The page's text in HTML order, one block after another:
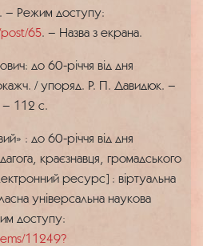
– Режим доступу:
65. – Назва з екрана.
до 60-річчя від дня
/ упоряд. Р. П. Давидюк. –
112 с.
: до 60-річчя від дня
краєзнавця, громадського
ресурс] : віртуальна
універсальна наукова
доступу:
11249?